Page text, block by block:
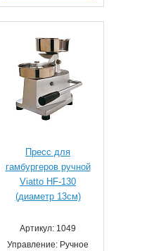
Пресс для
гамбургеров ручной
Viatto HF-130
(диаметр 13см)
Артикул: 1049
Управление: Ручное